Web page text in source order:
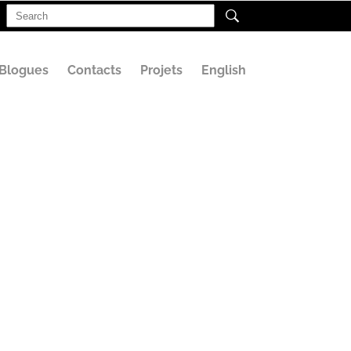
Search
for:
Blogues Contacts Projets English